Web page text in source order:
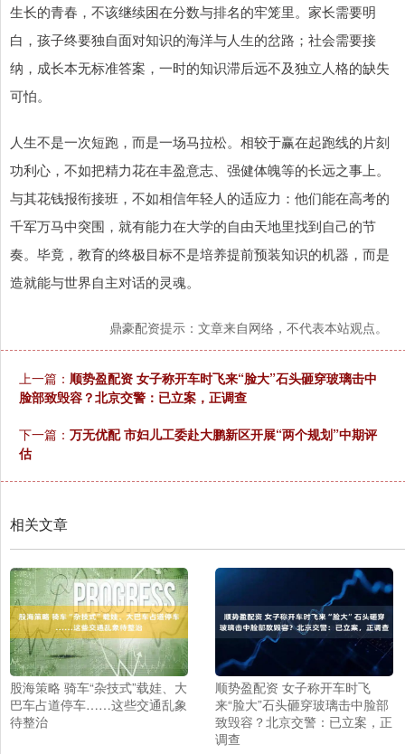
生长的青春，不该继续困在分数与排名的牢笼里。家长需要明
白，孩子终要独自面对知识的海洋与人生的岔路；社会需要接
纳，成长本无标准答案，一时的知识滞后远不及独立人格的缺失
可怕。
人生不是一次短跑，而是一场马拉松。相较于赢在起跑线的片刻
功利心，不如把精力花在丰盈意志、强健体魄等的长远之事上。
与其花钱报衔接班，不如相信年轻人的适应力：他们能在高考的
千军万马中突围，就有能力在大学的自由天地里找到自己的节
奏。毕竟，教育的终极目标不是培养提前预装知识的机器，而是
造就能与世界自主对话的灵魂。
鼎豪配资提示：文章来自网络，不代表本站观点。
上一篇： 顺势盈配资 女子称开车时飞来“脸大”石头砸穿玻璃击中
脸部致毁容？北京交警：已立案，正调查
下一篇： 万无优配 市妇儿工委赴大鹏新区开展“两个规划”中期评
估
相关文章
股海策略 骑车“杂技式”载娃、大
巴车占道停车……这些交通乱象
待整治
顺势盈配资 女子称开车时飞
来“脸大”石头砸穿玻璃击中脸部
致毁容？北京交警：已立案，正
调查